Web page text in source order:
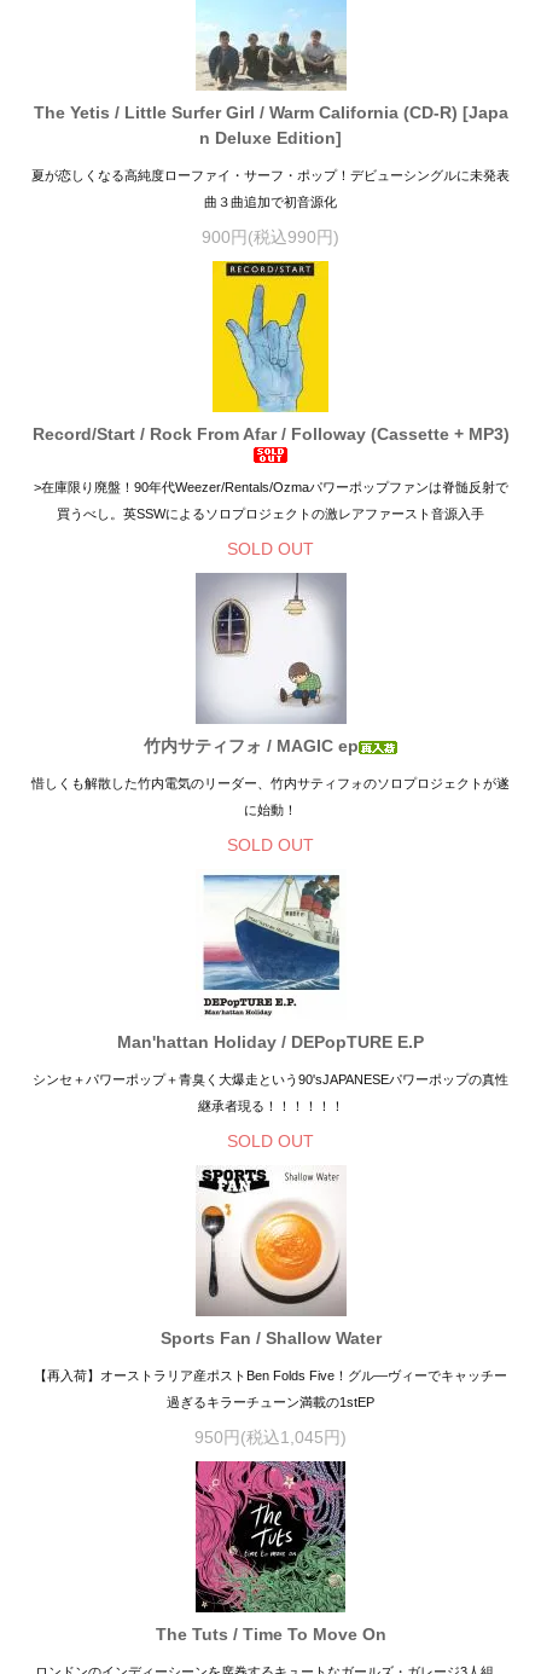
The Yetis / Little Surfer Girl / Warm California (CD-R) [Japa
n Deluxe Edition]
夏が恋しくなる高純度ローファイ・サーフ・ポップ！デビューシングルに未発表
曲３曲追加で初音源化
900円(税込990円)
Record/Start / Rock From Afar / Followay (Cassette + MP3)
>在庫限り廃盤！90年代Weezer/Rentals/Ozmaパワーポップファンは脊髄反射で
買うべし。英SSWによるソロプロジェクトの激レアファースト音源入手
SOLD OUT
竹内サティフォ / MAGIC ep
惜しくも解散した竹内電気のリーダー、竹内サティフォのソロプロジェクトが遂
に始動！
SOLD OUT
Man'hattan Holiday / DEPopTURE E.P
シンセ＋パワーポップ＋青臭く大爆走という90'sJAPANESEパワーポップの真性
継承者現る！！！！！！
SOLD OUT
Sports Fan / Shallow Water
【再入荷】オーストラリア産ポストBen Folds Five！グル―ヴィーでキャッチー
過ぎるキラーチューン満載の1stEP
950円(税込1,045円)
The Tuts / Time To Move On